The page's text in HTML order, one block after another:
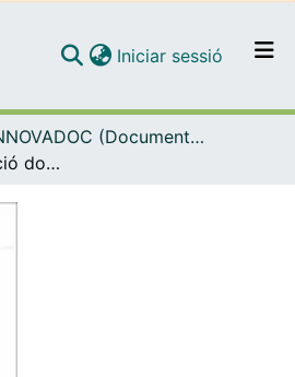
Navega per tot el DD
Iniciar sessió (current)
INNOVADOC (Documents d'Innovació Docent)
Projecte d’innovació docent Docutrans: Aprenentatge transversal en la recerca d’informació